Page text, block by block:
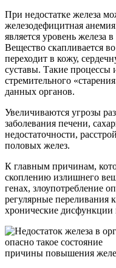
При недостатке железа
железодефицитная
является уровень
Вещество скапливается
переходит в кожу,
суставы. Такие процессы
стремительного
данных органов.
Увеличиваются угрозы
заболевания печени,
недостаточности,
половых желез.
К главным причинам,
скоплению излишнего
генах, злоупотребление
регулярные переливания
хронические дисфункции
причины повышения